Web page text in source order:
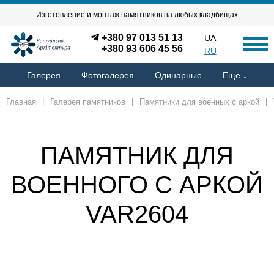
Изготовление и монтаж памятников на любых кладбищах
+380 97 013 51 13
+380 93 606 45 56
UA
RU
Галерея Фотогалерея Одинарные Еще ↓
Главная Галерея памятников Памятники для военных с аркой
ПАМЯТНИК ДЛЯ
ВОЕННОГО С АРКОЙ
VAR2604